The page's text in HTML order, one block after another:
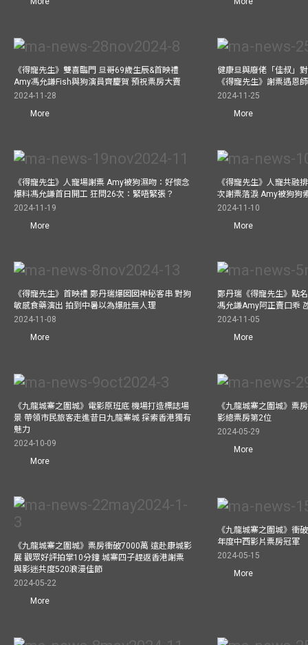
《得寵先生》雙喜臨門 旦哥69歲生辰&首映禮
Amy馮允謙Fish與狗演員齊慶賀 預祝票房大賣
2024-11-28
More
健康旦與廢佬「佳叔」
《得寵先生》謝票遇恩
2024-11-25
More
《得寵先生》人寵場謝票 Amy被狗濕吻：好懷念
爆料馮允謙首日開工 狂問26次：緊唔緊張？
2024-11-19
More
《得寵先生》人寵共融
次謝票落淚 Amy被狗狗
2024-11-10
More
《得寵先生》首映禮 鄭丹瑞爆囡囡神秘客串 對狗
敏感食藥演出 拍到中暑以為爆肚無人理
2024-11-08
More
鄭丹瑞《得寵先生》點
馮允謙Amy阿正賣口乖
2024-11-05
More
《九龍城寨之圍城》電影原班底 機場打造標誌場
景 帶領市民旅客走進昔日九龍寨城 探索香港獨有
魅力
2024-10-09
More
《九龍城寨之圍城》票
影總票房第2位
2024-05-29
More
《九龍城寨之圍城》票房衝破7000萬 遠赴康城影
展 觀眾好評拍掌10分鐘 城寨四子趕返香港謝票
與影迷共度520浪漫佳節
2024-05-22
More
《九龍城寨之圍城》衝
年度中西影片票房冠軍
2024-05-15
More